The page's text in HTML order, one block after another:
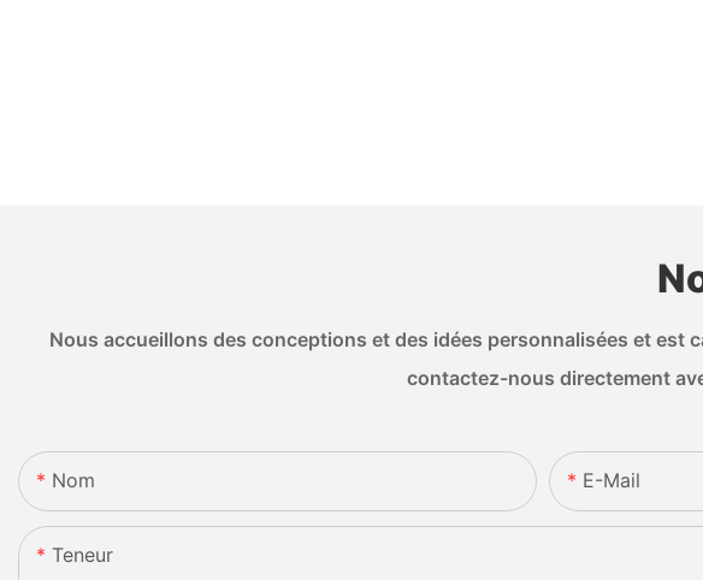
Nous accueillons des conceptions et des idées personnalisées et est
contactez-nous directement
Nom E-Mail
Teneur